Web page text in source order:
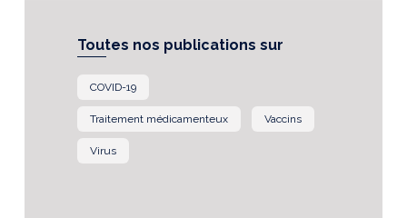
Toutes nos publications sur
COVID-19
Traitement médicamenteux Vaccins
Virus